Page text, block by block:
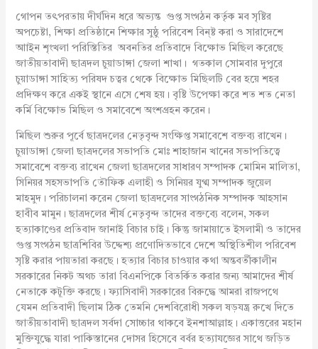
গোপন তৎপরতায় দীর্ঘদিন ধরে অভ্যন্ত গুপ্ত সংগঠন কর্তৃক মব সৃষ্টির
অপচেষ্টা, শিক্ষা প্রতিষ্ঠানে শিক্ষার সুষ্ঠু পরিবেশ বিন্ষ্ট করা ও সারাদেশে
আাইন শৃংখলা পরিস্তিতির অবনতির প্রতিবাদে বিক্ষোভ মিছিল করেছে
জাতীয়তাবাদী ছাত্রদল চুয়াডাঙ্গা জেলা শাখা। গতকাল সোমবার দুপুরে
চুয়াডাঙ্গা সাহিত্য পরিষদ চত্বর থেকে বিক্ষোভ মিছিলটি বের হয়ে শহর
প্রদিক্ষণ করে একই স্থানে এসে শেষ হয়। বৃষ্টি উপেক্ষা করে শত শত নেতা
কর্মি বিক্ষোভ মিছিল ও সমাবেশে অংশগ্রহন করেন।
মিছিল শুরুর পূর্বে ছাত্রদলের নেতৃবৃন্দ সংক্ষিপ্ত সমাবেশে বক্তব্য রাখেন।
চুয়াডাঙ্গা জেলা ছাত্রদলের সভাপতি মোঃ শাহাজান খানের সভাপতিত্বে
সমাবেশে বক্তব্য রাখেন জেলা ছাত্রদলের সাধারণ সম্পাদক মোমিন মালিতা,
সিনিয়র সহসভাপতি তৌফিক এলাহী ও সিনিয়র যুগ্ম সম্পাদক জুয়েল
মাহমুদ। পরিচালনা করেন জেলা ছাত্রদলের সাংগঠনিক সম্পাদক আহসান
হাবীব মামুন। ছাত্রদলের শীর্ষ নেতৃবৃন্দ তাদের বক্তব্যে বলেন, সকল
হত্যাকাণ্ডের প্রতিবাদ জানাই বিচার চাই। কিন্তু জামায়াতে ইসলামী ও তাদের
গুপ্ত সংগঠন ছাত্রশিবির উদ্দেশ্য প্রণোদিতভাবে দেশে অস্থিতিশীল পরিবেশ
সৃষ্টি করার পায়তারা করছে। হত্যার বিচার চাওয়ার কথা অন্তবর্তীকালীন
সরকারের নিকট অথচ তারা বিএনপিকে বিতর্কিত করার জন্য আমাদের শীর্ষ
নেতাকে কটূক্তি করছে। ফ্যাসিবাদী সরকারের বিরুদ্ধে আমরা রাজপথে
যেমন প্রতিবাদী ছিলাম ঠিক তেমনি দেশবিরোধী সকল ষড়যন্ত্র রুখে দিতে
জাতীয়তাবাদী ছাত্রদল সর্বদা সোচ্চার থাকবে ইনশাআল্লাহ। একাত্তরের মহান
মুক্তিযুদ্ধে যারা পাকিস্তানের দোসর হিসেবে বর্বর হত্যাযজ্ঞের সাথে জড়িত